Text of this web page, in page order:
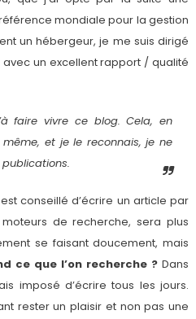
mondiale pour la gestion
un hébergeur, je me suis dirigé
un excellent rapport / qualité
faire vivre ce blog. Cela, en
et je le reconnais, je ne
conseillé d’écrire un article par
de recherche, sera plus
se faisant doucement, mais
ce que l’on recherche ? Dans
imposé d’écrire tous les jours.
rester un plaisir et non pas une